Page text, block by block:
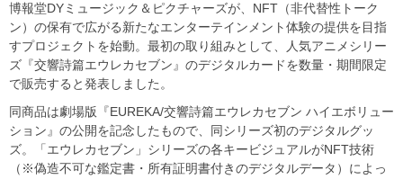
博報堂DYミュージック＆ピクチャーズが、NFT（非代替性トーク
ン）の保有で広がる新たなエンターテインメント体験の提供を目指
すプロジェクトを始動。最初の取り組みとして、人気アニメシリー
ズ『交響詩篇エウレカセブン』のデジタルカードを数量・期間限定
で販売すると発表しました。
同商品は劇場版『EUREKA/交響詩篇エウレカセブン ハイエボリュー
ション』の公開を記念したもので、同シリーズ初のデジタルグッ
ズ。「エウレカセブン」シリーズの各キービジュアルがNFT技術
（※偽造不可な鑑定書・所有証明書付きのデジタルデータ）によっ